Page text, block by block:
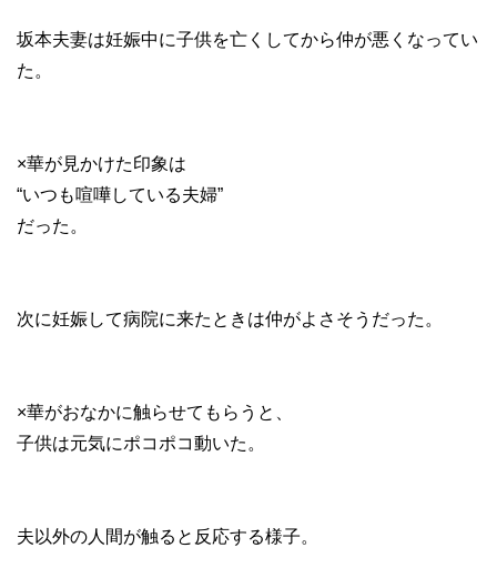
坂本夫妻は妊娠中に子供を亡くしてから仲が悪くなってい
た。
×華が見かけた印象は
“いつも喧嘩している夫婦”
だった。
次に妊娠して病院に来たときは仲がよさそうだった。
×華がおなかに触らせてもらうと、
子供は元気にポコポコ動いた。
夫以外の人間が触ると反応する様子。